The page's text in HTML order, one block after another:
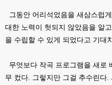
그동안 어리석었음을 새삼스럽
대한 노력이 헛되지 않았음을 알
을 수립할 수 있게 되었다고 기대
무엇보다 작곡 프로그램을 새로
무 컸다. 그렇지만 그걸 추수린다